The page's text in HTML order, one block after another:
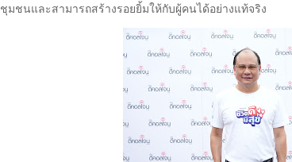
ชุมชนและสามารถสร้างรอยยิ้มให้กับผู้คนได้อย่างแท้จริง